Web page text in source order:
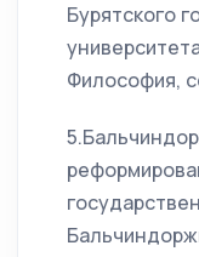
Бурятского
Философия,